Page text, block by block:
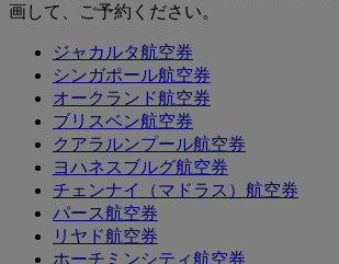
画して、ご予約ください。
ジャカルタ航空券
シンガポール航空券
オークランド航空券
ブリスベン航空券
クアラルンプール航空券
ヨハネスブルグ航空券
チェンナイ（マドラス）航空券
パース航空券
リヤド航空券
ホーチミンシティ航空券